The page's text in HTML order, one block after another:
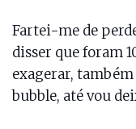
Fartei-me de
disser que foram
exagerar,
bubble, até vou